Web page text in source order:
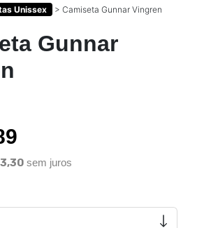
Unissex > Camiseta Gunnar Vingren
Gunnar
sem juros